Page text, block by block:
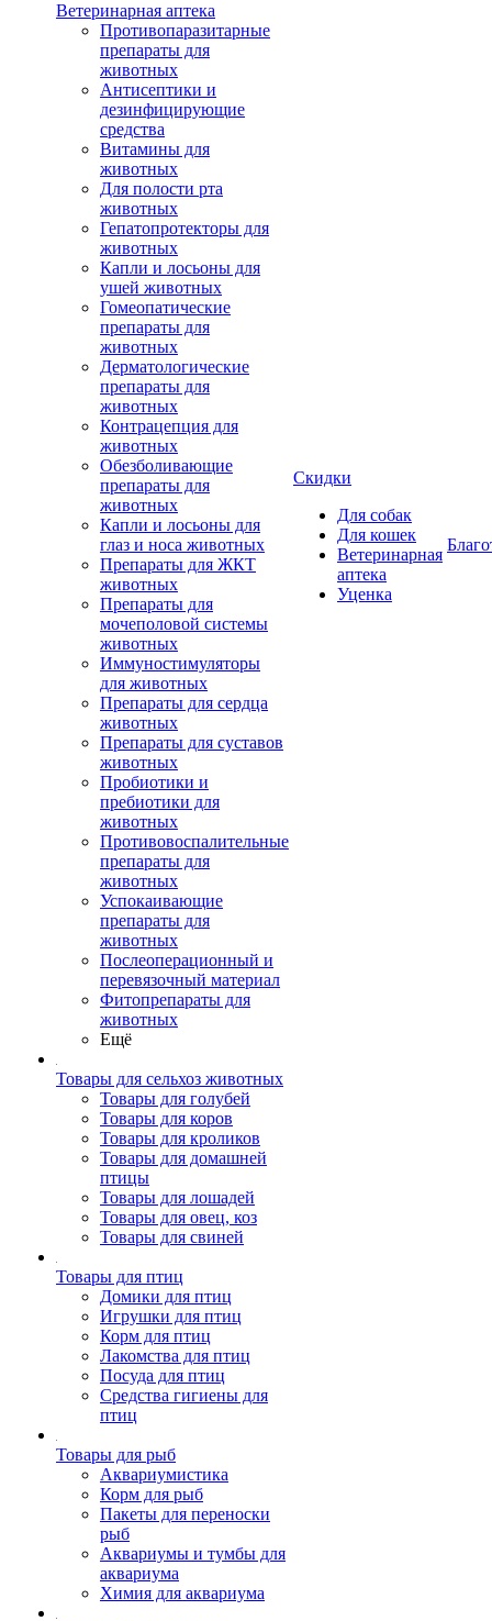
Ветеринарная аптека
Противопаразитарные
препараты для
животных
Антисептики и
дезинфицирующие
средства
Витамины для
животных
Для полости рта
животных
Гепатопротекторы для
животных
Капли и лосьоны для
ушей животных
Гомеопатические
препараты для
животных
Дерматологические
препараты для
животных
Контрацепция для
животных
Обезболивающие
препараты для
животных
Капли и лосьоны для
глаз и носа животных
Препараты для ЖКТ
животных
Препараты для
мочеполовой системы
животных
Иммуностимуляторы
для животных
Препараты для сердца
животных
Препараты для суставов
животных
Пробиотики и
пребиотики для
животных
Противовоспалительные
препараты для
животных
Успокаивающие
препараты для
животных
Послеоперационный и
перевязочный материал
Фитопрепараты для
животных
Ещё
Товары для сельхоз животных
Товары для голубей
Товары для коров
Товары для кроликов
Товары для домашней
птицы
Товары для лошадей
Товары для овец, коз
Товары для свиней
Товары для птиц
Домики для птиц
Игрушки для птиц
Корм для птиц
Лакомства для птиц
Посуда для птиц
Средства гигиены для
птиц
Товары для рыб
Аквариумистика
Корм для рыб
Пакеты для переноски
рыб
Аквариумы и тумбы для
аквариума
Химия для аквариума
Скидки
Для собак
Для кошек
Ветеринарная
аптека
Уценка